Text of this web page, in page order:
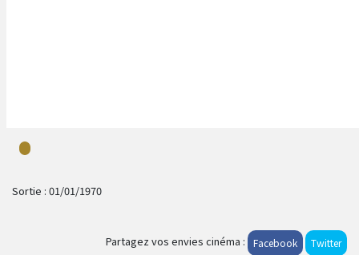
Sortie : 01/01/1970
Partagez vos envies cinéma : Facebook Twitter